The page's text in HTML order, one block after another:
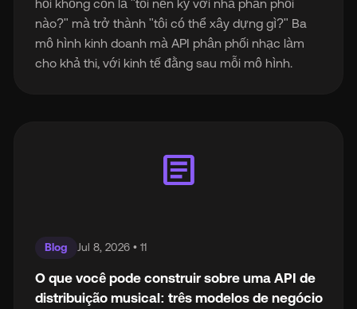
hỏi không còn là "tôi nên ký với nhà phân phối
nào?" mà trở thành "tôi có thể xây dựng gì?" Ba
mô hình kinh doanh mà API phân phối nhạc làm
cho khả thi, với kinh tế đằng sau mỗi mô hình.
article
Blog Jul 8, 2026 • 11
O que você pode construir sobre uma API de
distribuição musical: três modelos de negócio